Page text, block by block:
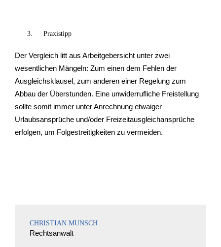
Praxistipp
Der Vergleich litt aus Arbeitgebersicht unter zwei
wesentlichen Mängeln: Zum einen dem Fehlen der
Ausgleichsklausel, zum anderen einer Regelung zum
Abbau der Überstunden. Eine unwiderrufliche Freistellung
sollte somit immer unter Anrechnung etwaiger
Urlaubsansprüche und/oder Freizeitausgleichansprüche
erfolgen, um Folgestreitigkeiten zu vermeiden.
CHRISTIAN MUNSCH
Rechtsanwalt